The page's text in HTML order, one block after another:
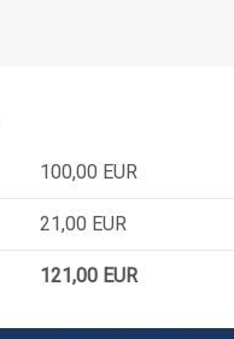
100,00 EUR
21,00 EUR
121,00 EUR